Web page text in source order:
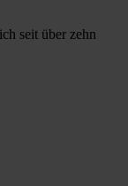
seit über zehn